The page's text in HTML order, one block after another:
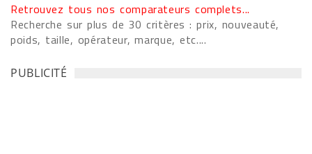
Retrouvez tous nos comparateurs complets...
Recherche sur plus de 30 critères : prix, nouveauté,
poids, taille, opérateur, marque, etc....
PUBLICITÉ